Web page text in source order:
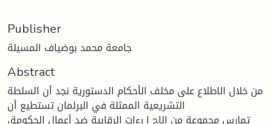
Publisher
جامعة محمد بوضياف المسيلة
Abstract
من خلال الاطلاع على مخلف الأحكام الدستوریة نجد أن السلطة
التشریعیة الممثلة في البرلمان تستطیع أن
تمارس مجموعة من الإج ا رءات الرقابیة ضد أعمال الحكومة،